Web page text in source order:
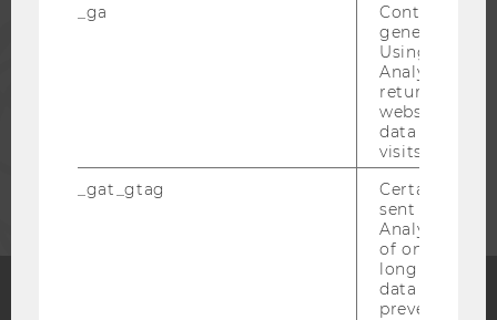
_ga
Contains a
generated
Using this
Analytics can
returning
website and
data from
visits.
_gat_gtag
Certain data
sent to
Analytics a
of once per
long as it is
data
prevented.